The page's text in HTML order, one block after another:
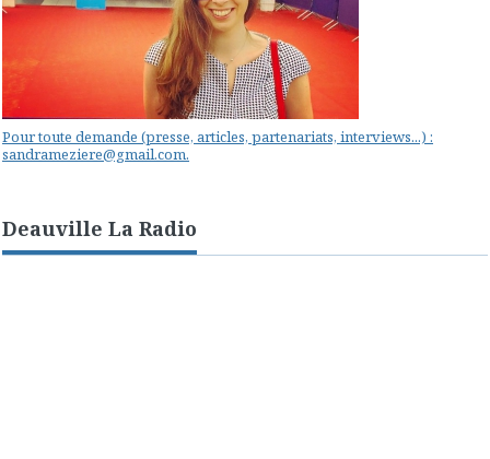
Pour toute demande (presse, articles, partenariats, interviews...) :
sandrameziere@gmail.com.
Deauville La Radio